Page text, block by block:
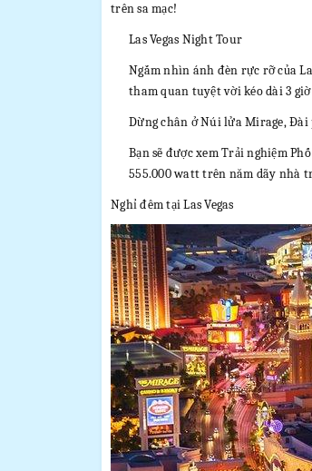
trên sa mạc!
Las Vegas Night Tour
Ngắm nhìn ánh đèn rực rỡ của
tham quan tuyệt vời kéo dài 3 giờ
Dừng chân ở Núi lửa Mirage,
Bạn sẽ được xem Trải nghiệm
555.000 watt trên năm dãy nhà
Nghỉ đêm tại Las Vegas